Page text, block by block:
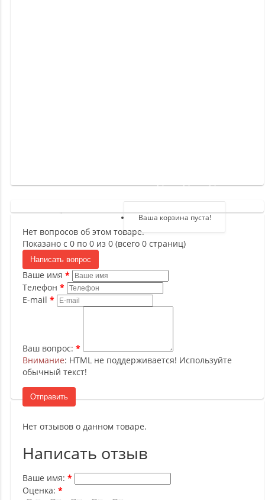
Регистрация
Авторизация
Ваша корзина пуста!
Нет вопросов об этом товаре.
Показано с 0 по 0 из 0 (всего 0 страниц)
Написать вопрос
Ваше имя
Телефон
E-mail
Ваш вопрос:
Внимание: HTML не поддерживается! Используйте
обычный текст!
Отправить
Нет отзывов о данном товаре.
Написать отзыв
Ваше имя:
Оценка: